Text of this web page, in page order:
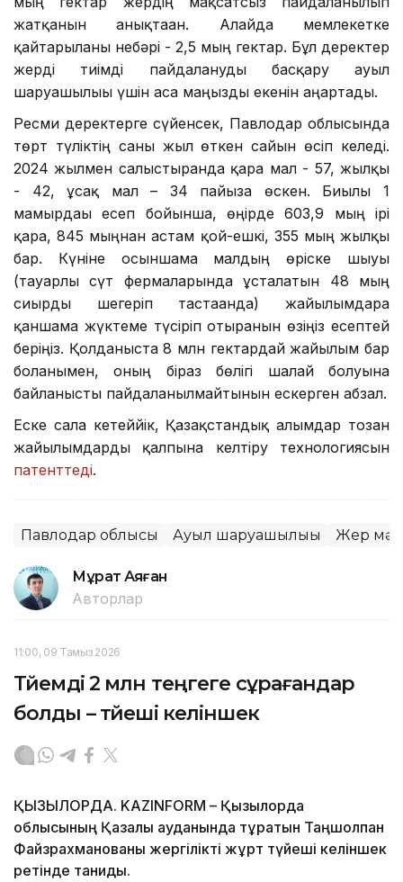
жатқанын анықтаған. Алайда мемлекетке
қайтарылғаны небәрі - 2,5 мың гектар. Бұл деректер
жерді тиімді пайдалануды басқару ауыл
шаруашылығы үшін аса маңызды екенін аңғартады.
Ресми деректерге сүйенсек, Павлодар облысында
төрт түліктің саны жыл өткен сайын өсіп келеді.
2024 жылмен салыстырғанда қара мал - 57, жылқы
- 42, ұсақ мал – 34 пайызға өскен. Биылғы 1
мамырдағы есеп бойынша, өңірде 603,9 мың ірі
қара, 845 мыңнан астам қой-ешкі, 355 мың жылқы
бар. Күніне осыншама малдың өріске шығуы
(тауарлы сүт фермаларында ұсталатын 48 мың
сиырды шегеріп тастағанда) жайылымдарға
қаншама жүктеме түсіріп отырғанын өзіңіз есептей
беріңіз. Қолданыста 8 млн гектардай жайылым бар
болғанымен, оның біраз бөлігі шалғай болуына
байланысты пайдаланылмайтынын ескерген абзал.
Еске сала кетеййік, Қазақстандық ғалымдар тозған
жайылымдарды қалпына келтіру технологиясын
патенттеді.
Павлодар облысы Ауыл шаруашылығы Жер
Мұрат Аяған
Авторлар
11:00, 09 Тамыз 2026
Түйемді 2 млн теңгеге сұрағандар
болды – түйеші келіншек
ҚЫЗЫЛОРДА. KAZINFORM – Қызылорда
облысының Қазалы ауданында тұратын Таңшолпан
Файзрахманованы жергілікті жұрт түйеші келіншек
ретінде таниды.